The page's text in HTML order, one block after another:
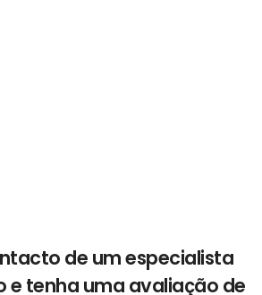
de um especialista
e tenha uma avaliação de